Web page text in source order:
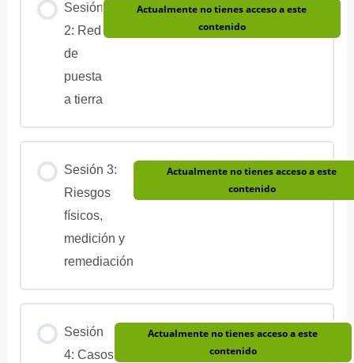
Sesión
2: Red
de
puesta
a tierra
Actualmente no tienes acceso a este
contenido
Sesión 3:
Riesgos
físicos,
medición y
remediación
Actualmente no tienes acceso a este
contenido
Sesión
4: Casos
Actualmente no tienes acceso a este
contenido